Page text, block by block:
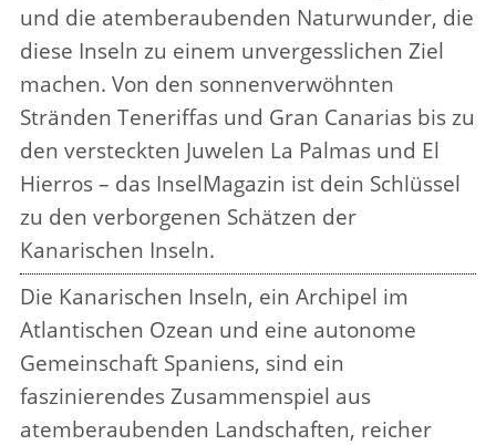
und die atemberaubenden Naturwunder, die
diese Inseln zu einem unvergesslichen Ziel
machen. Von den sonnenverwöhnten
Stränden Teneriffas und Gran Canarias bis zu
den versteckten Juwelen La Palmas und El
Hierros – das InselMagazin ist dein Schlüssel
zu den verborgenen Schätzen der
Kanarischen Inseln.
Die Kanarischen Inseln, ein Archipel im
Atlantischen Ozean und eine autonome
Gemeinschaft Spaniens, sind ein
faszinierendes Zusammenspiel aus
atemberaubenden Landschaften, reicher